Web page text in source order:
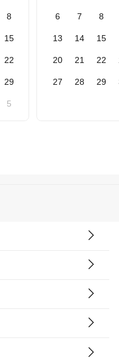
8
15
22
29
5
6 7 8
13 14 15
20 21 22
27 28 29